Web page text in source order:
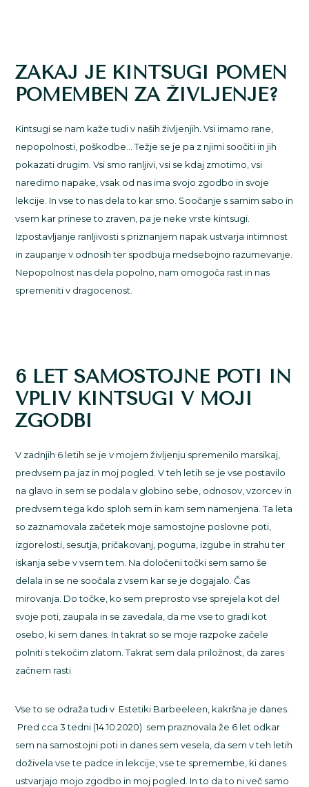
ZAKAJ JE KINTSUGI POMEN
POMEMBEN ZA ŽIVLJENJE?
Kintsugi se nam kaže tudi v naših življenjih. Vsi imamo rane,
nepopolnosti, poškodbe… Težje se je pa z njimi soočiti in jih
pokazati drugim. Vsi smo ranljivi, vsi se kdaj zmotimo, vsi
naredimo napake, vsak od nas ima svojo zgodbo in svoje
lekcije. In vse to nas dela to kar smo. Soočanje s samim sabo in
vsem kar prinese to zraven, pa je neke vrste kintsugi.
Izpostavljanje ranljivosti s priznanjem napak ustvarja intimnost
in zaupanje v odnosih ter spodbuja medsebojno razumevanje.
Nepopolnost nas dela popolno, nam omogoča rast in nas
spremeniti v dragocenost.
6 LET SAMOSTOJNE POTI IN
VPLIV KINTSUGI V MOJI
ZGODBI
V zadnjih 6 letih se je v mojem življenju spremenilo marsikaj,
predvsem pa jaz in moj pogled. V teh letih se je vse postavilo
na glavo in sem se podala v globino sebe, odnosov, vzorcev in
predvsem tega kdo sploh sem in kam sem namenjena. Ta leta
so zaznamovala začetek moje samostojne poslovne poti,
izgorelosti, sesutja, pričakovanj, poguma, izgube in strahu ter
iskanja sebe v vsem tem. Na določeni točki sem samo še
delala in se ne soočala z vsem kar se je dogajalo. Čas
mirovanja. Do točke, ko sem preprosto vse sprejela kot del
svoje poti, zaupala in se zavedala, da me vse to gradi kot
osebo, ki sem danes. In takrat so se moje razpoke začele
polniti s tekočim zlatom. Takrat sem dala priložnost, da zares
začnem rasti
Vse to se odraža tudi v Estetiki Barbeeleen, kakršna je danes.
Pred cca 3 tedni (14.10.2020) sem praznovala že 6 let odkar
sem na samostojni poti in danes sem vesela, da sem v teh letih
doživela vse te padce in lekcije, vse te spremembe, ki danes
ustvarjajo mojo zgodbo in moj pogled. In to da to ni več samo